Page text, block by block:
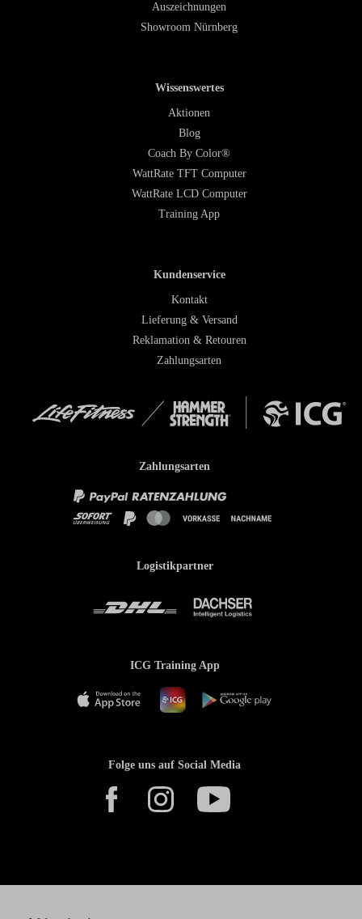
Auszeichnungen
Showroom Nürnberg
Wissenswertes
Aktionen
Blog
Coach By Color®
WattRate TFT Computer
WattRate LCD Computer
Training App
Kundenservice
Kontakt
Lieferung & Versand
Reklamation & Retouren
Zahlungsarten
Zahlungsarten
Logistikpartner
ICG Training App
Folge uns auf Social Media